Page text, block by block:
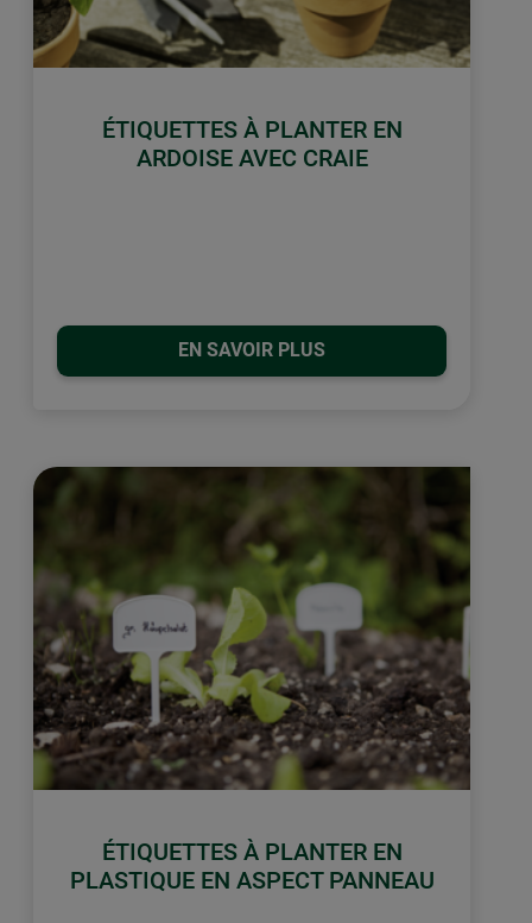
ÉTIQUETTES À PLANTER EN
ARDOISE AVEC CRAIE
EN SAVOIR PLUS
ÉTIQUETTES À PLANTER EN
PLASTIQUE EN ASPECT PANNEAU